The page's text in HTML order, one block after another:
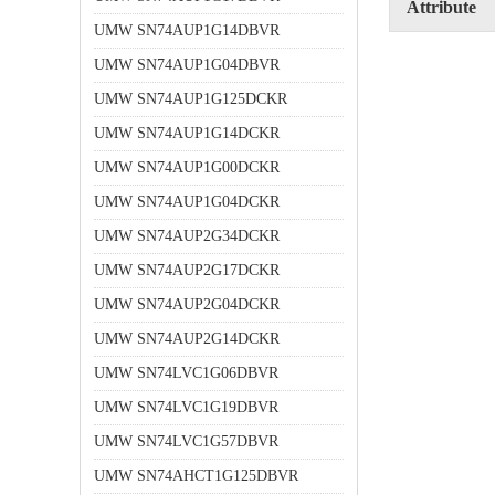
UMW SN74AUP1G14DBVR
UMW SN74AUP1G04DBVR
UMW SN74AUP1G125DCKR
UMW SN74AUP1G14DCKR
UMW SN74AUP1G00DCKR
UMW SN74AUP1G04DCKR
UMW SN74AUP2G34DCKR
UMW SN74AUP2G17DCKR
UMW SN74AUP2G04DCKR
UMW SN74AUP2G14DCKR
UMW SN74LVC1G06DBVR
UMW SN74LVC1G19DBVR
UMW SN74LVC1G57DBVR
UMW SN74AHCT1G125DBVR
Attribute